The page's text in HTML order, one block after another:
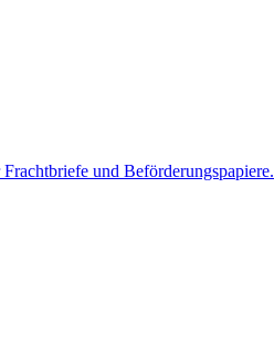
und Beförderungspapiere.